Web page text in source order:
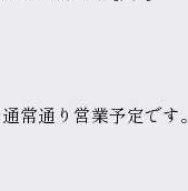
常通り営業予定です。